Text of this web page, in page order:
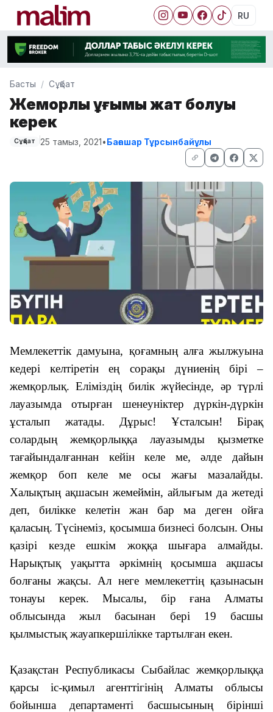
RU
Басты Сұқбат
Жемқорлық ұғымы жат болуы
керек
Сұқбат 25 тамыз, 2021•Бағашар Тұрсынбайұлы
Мемлекеттік дамуына, қоғамның алға жылжуына
кедері келтіретін ең сорақы дүниенің бірі –
жемқорлық. Еліміздің билік жүйесінде, әр түрлі
лауазымда отырған шенеуніктер дүркін-дүркін
ұсталып жатады. Дұрыс! Ұсталсын! Бірақ
солардың жемқорлыққа лауазымды қызметке
тағайындалғаннан кейін келе ме, әлде дайын
жемқор боп келе ме осы жағы мазалайды.
Халықтың ақшасын жемеймін, айлығым да жетеді
деп, билікке келетін жан бар ма деген ойға
қаласың. Түсінеміз, қосымша бизнесі болсын. Оны
қазірі кезде ешкім жоққа шығара алмайды.
Нарықтық уақытта әркімнің қосымша ақшасы
болғаны жақсы. Ал неге мемлекеттің қазынасын
тонауы керек. Мысалы, бір ғана Алматы
облысында жыл басынан бері 19 басшы
қылмыстық жауапкершілікке тартылған екен.
Қазақстан Республикасы Сыбайлас жемқорлыққа
қарсы іс-қимыл агенттігінің Алматы облысы
бойынша департаменті басшысының бірінші